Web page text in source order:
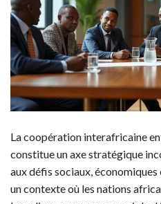
La coopération interafricaine
constitue un axe stratégique
aux défis sociaux,
un contexte où les nations